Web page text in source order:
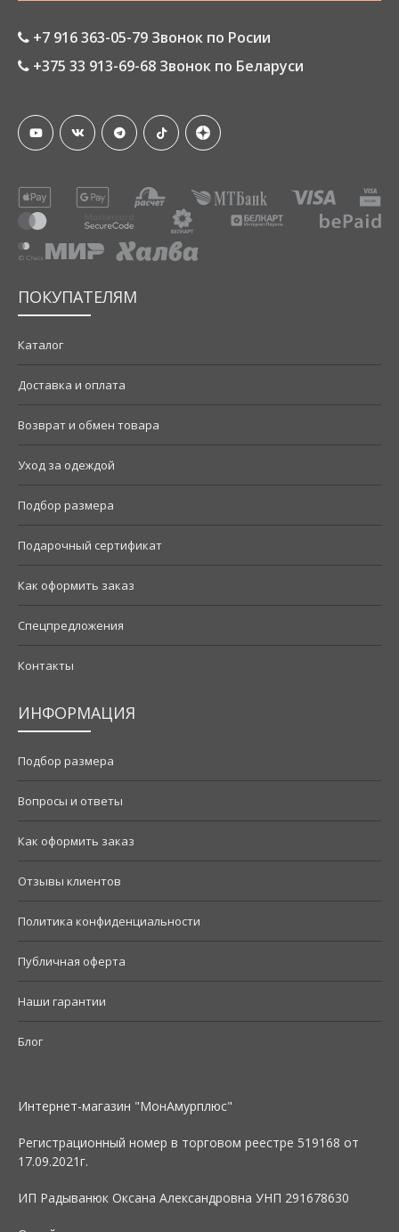
+7 916 363-05-79 Звонок по Росии
+375 33 913-69-68 Звонок по Беларуси
ПОКУПАТЕЛЯМ
Каталог
Доставка и оплата
Возврат и обмен товара
Уход за одеждой
Подбор размера
Подарочный сертификат
Как оформить заказ
Спецпредложения
Контакты
ИНФОРМАЦИЯ
Подбор размера
Вопросы и ответы
Как оформить заказ
Отзывы клиентов
Политика конфиденциальности
Публичная оферта
Наши гарантии
Блог
Интернет-магазин "МонАмурплюс"
Регистрационный номер в торговом реестре 519168 от
17.09.2021г.
ИП Радыванюк Оксана Александровна УНП 291678630